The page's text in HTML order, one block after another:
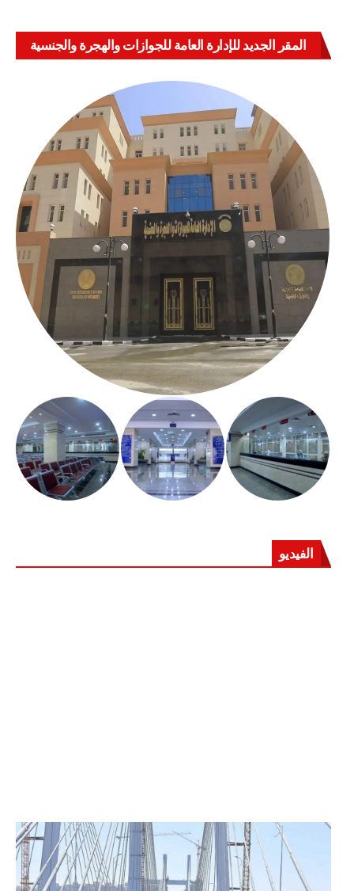
المقر الجديد للإدارة العامة للجوازات والهجرة والجنسية
الفيديو
الرئيس عبد الفتاح السيسي يفتتح محور روض الفرج
وكوبري تحيا مصر